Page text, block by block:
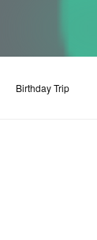
Birthday Trip